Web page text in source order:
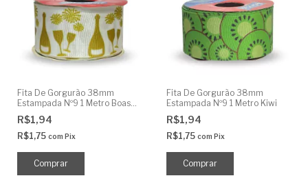
Fita De Gorgurão 38mm
Estampada Nº9 1 Metro Boas
Festas
R$1,94
R$1,75 com Pix
Fita De Gorgurão 38mm
Estampada Nº9 1 Metro Kiwi
R$1,94
R$1,75 com Pix